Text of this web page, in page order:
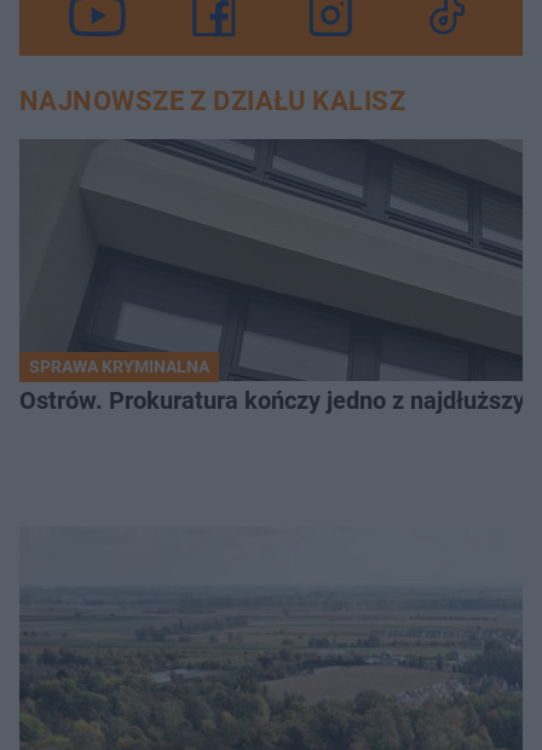
NAJNOWSZE Z DZIAŁU KALISZ
SPRAWA KRYMINALNA
Ostrów. Prokuratura kończy jedno z